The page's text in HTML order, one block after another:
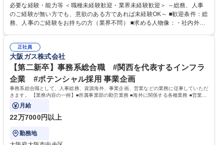
・採用・教育研修 ・福利厚生運用 など ※基本的には事務所勤務ですが、
採用や教育等の業務内容により、関西圏以外への日帰り・宿泊を伴う国内
出張もございます。 ※担当業務を持ちつつ、お互いに助け合いながら、総
必要な経験・能力等 ＜職種未経験歓迎・業界未経験歓迎＞ ～総務、人事
のご経験が無い方でも、意欲のある方であれば未経験OK～ ■歓迎条件：総
務、人事のご経験をお持ちの方（業界不問） ■求める人物像：・社内外の
正社員
大阪ガス株式会社
【第二新卒】事務系総合職 #関西を代表するインフラ
企業 #ポテンシャル採用 事業企画
事務系総合職として、人事総務、資源海外、事業企画、営業などの業務に従事していただ
きます。 【業務内容の一例】■所属事業部の勤労業務 ■海外に関係する各種業務 ■営業部
門の企画スタッフ、ルート営業
月給
22万7000円以上
勤務地